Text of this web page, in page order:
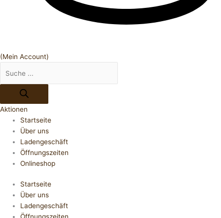
(Mein Account)
Aktionen
Startseite
Über uns
Ladengeschäft
Öffnungszeiten
Onlineshop
Startseite
Über uns
Ladengeschäft